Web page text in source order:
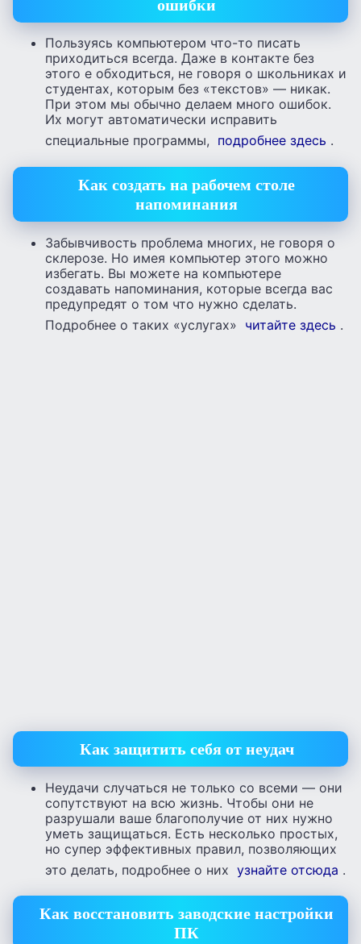
ошибки
Пользуясь компьютером что-то писать
приходиться всегда. Даже в контакте без
этого е обходиться, не говоря о школьниках и
студентах, которым без «текстов» — никак.
При этом мы обычно делаем много ошибок.
Их могут автоматически исправить
специальные программы, подробнее здесь .
Как создать на рабочем столе
напоминания
Забывчивость проблема многих, не говоря о
склерозе. Но имея компьютер этого можно
избегать. Вы можете на компьютере
создавать напоминания, которые всегда вас
предупредят о том что нужно сделать.
Подробнее о таких «услугах» читайте здесь .
Как защитить себя от неудач
Неудачи случаться не только со всеми — они
сопутствуют на всю жизнь. Чтобы они не
разрушали ваше благополучие от них нужно
уметь защищаться. Есть несколько простых,
но супер эффективных правил, позволяющих
это делать, подробнее о них узнайте отсюда .
Как восстановить заводские настройки
ПК